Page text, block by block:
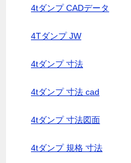
4tダンプ CADデータ
4Tダンプ JW
4tダンプ 寸法
4tダンプ 寸法 cad
4tダンプ 寸法図面
4tダンプ 規格 寸法